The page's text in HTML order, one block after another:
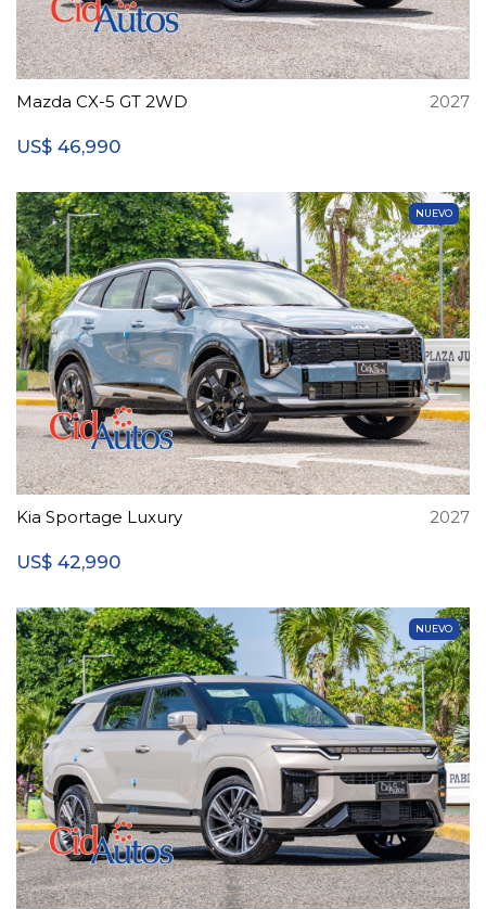
Mazda CX-5 GT 2WD 2027
US$ 46,990
NUEVO
Kia Sportage Luxury 2027
US$ 42,990
NUEVO